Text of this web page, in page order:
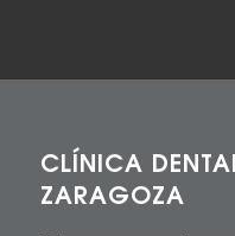
CLÍNICA
ZARAGOZA